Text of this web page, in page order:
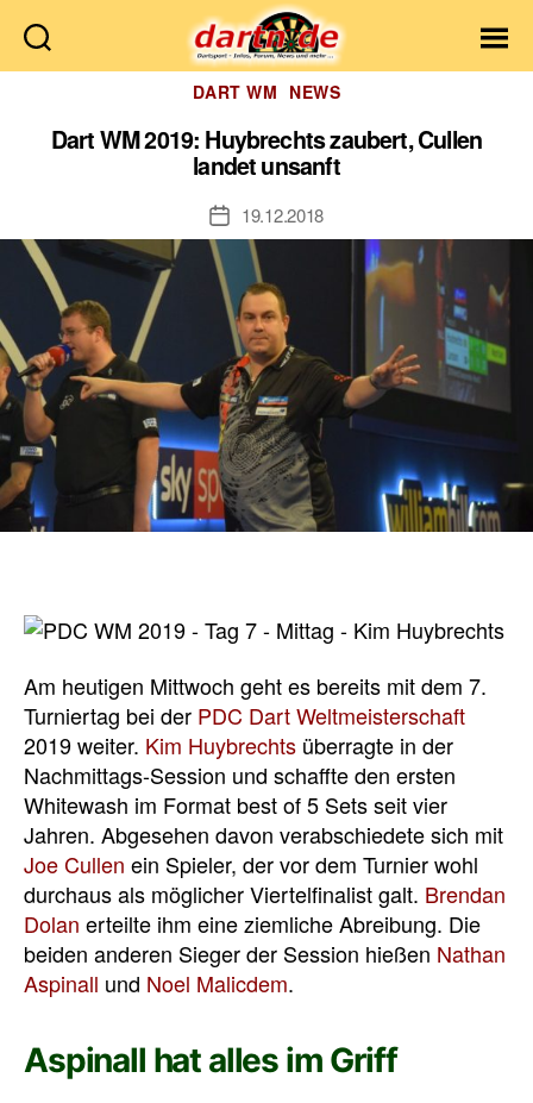
Dartn.de
Kategorien
DART WM NEWS
Dart WM 2019: Huybrechts zaubert, Cullen
landet unsanft
Veröffentlichungsdatum
19.12.2018
Am heutigen Mittwoch geht es bereits mit dem 7.
Turniertag bei der PDC Dart Weltmeisterschaft
2019 weiter. Kim Huybrechts überragte in der
Nachmittags-Session und schaffte den ersten
Whitewash im Format best of 5 Sets seit vier
Jahren. Abgesehen davon verabschiedete sich mit
Joe Cullen ein Spieler, der vor dem Turnier wohl
durchaus als möglicher Viertelfinalist galt. Brendan
Dolan erteilte ihm eine ziemliche Abreibung. Die
beiden anderen Sieger der Session hießen Nathan
Aspinall und Noel Malicdem.
Aspinall hat alles im Griff